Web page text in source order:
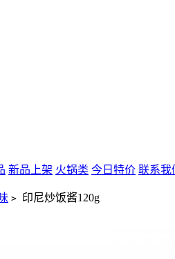
新品上架 火锅类 今日特价 联系我
> 印尼炒饭酱120g